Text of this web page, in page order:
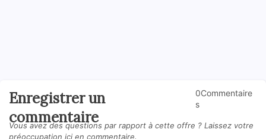
Enregistrer un
commentaire
0Commentaire
s
Vous avez des questions par rapport à cette offre ? Laissez votre
préoccupation ici en commentaire.